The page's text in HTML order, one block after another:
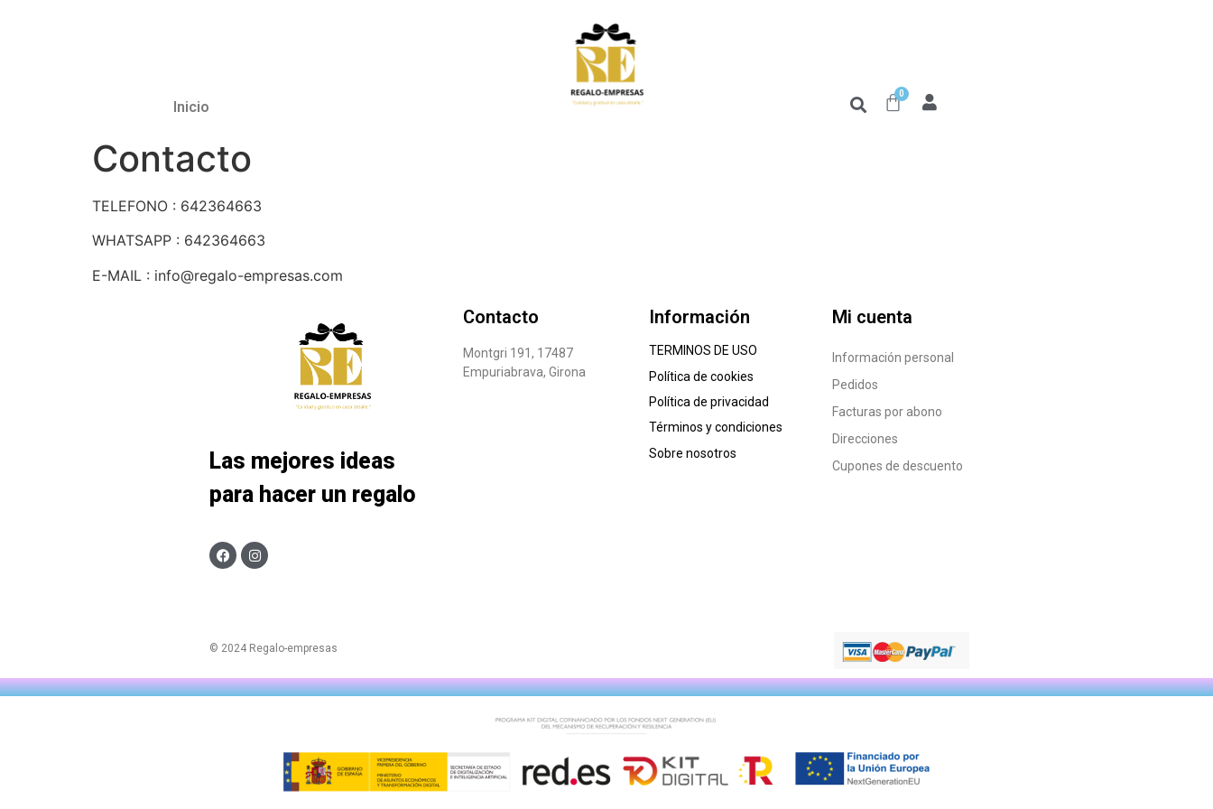
Inicio
0
Contacto
TELEFONO : 642364663
WHATSAPP : 642364663
E-MAIL : info@regalo-empresas.com
Las mejores ideas
para hacer un regalo
Contacto
Montgri 191, 17487
Empuriabrava, Girona
Información
TERMINOS DE USO
Política de cookies
Política de privacidad
Términos y condiciones
Sobre nosotros
Mi cuenta
Información personal
Pedidos
Facturas por abono
Direcciones
Cupones de descuento
© 2024 Regalo-empresas